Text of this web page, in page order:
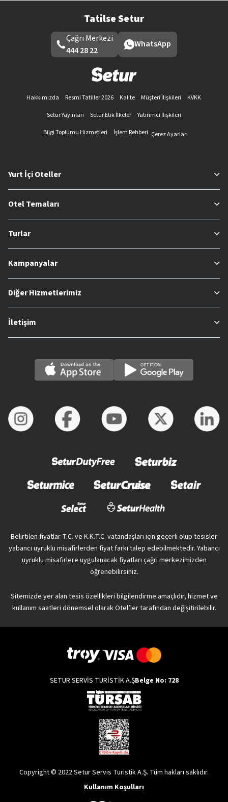
Tatilse Setur
Çağrı Merkezi
444 28 22
WhatsApp
Hakkımızda Resmi Tatiller 2026 Kalite Müşteri İlişkileri
KVKK
Setur Yayınları
Setur Etik İlkeler
Yatırımcı İlişkileri
Bilgi Toplumu Hizmetleri
İşlem Rehberi Çerez Ayarları
Yurt İçi Oteller
Otel Temaları
Turlar
Kampanyalar
Diğer Hizmetlerimiz
İletişim
Belirtilen fiyatlar T.C. ve K.K.T.C. vatandaşları için geçerli olup tesisler
yabancı uyruklu misafirlerden fiyat farkı talep edebilmektedir. Yabancı
uyruklu misafirlere uygulanacak fiyatları çağrı merkezimizden
öğrenebilirsiniz.
Sitemizde yer alan tesis özellikleri bilgilendirme amaçlıdır, hizmet ve
kullanım saatleri dönemsel olarak Otel’ler tarafından değişitirilebilir.
SETUR SERVİS TURİSTİK A.ŞBelge No: 728
Copyright © 2022 Setur Servis Turistik A.Ş. Tüm hakları saklıdır.
Kullanım Koşulları